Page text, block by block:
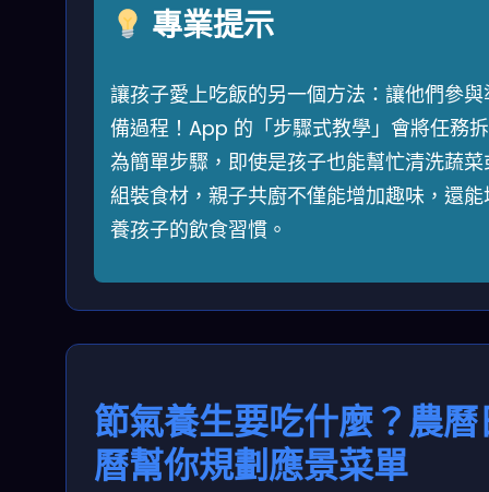
專業提示
讓孩子愛上吃飯的另一個方法：讓他們參與
備過程！App 的「步驟式教學」會將任務
為簡單步驟，即使是孩子也能幫忙清洗蔬菜
組裝食材，親子共廚不僅能增加趣味，還能
養孩子的飲食習慣。
節氣養生要吃什麼？農曆
曆幫你規劃應景菜單